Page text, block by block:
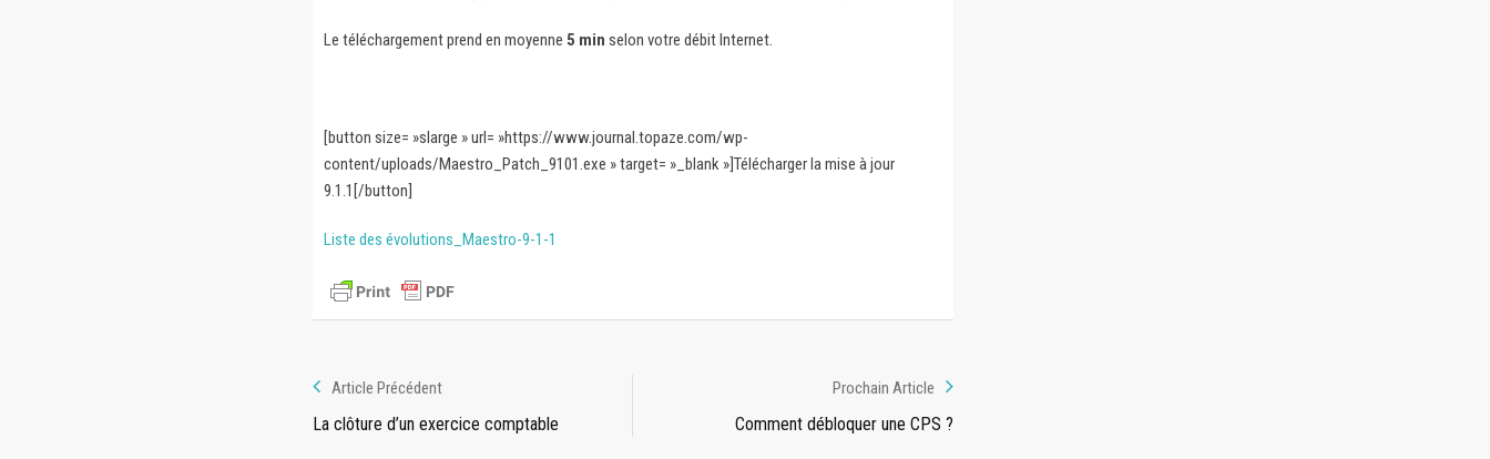
Le téléchargement prend en moyenne 5 min selon votre débit Internet.
[button size= »slarge » url= »https://www.journal.topaze.com/wp-
content/uploads/Maestro_Patch_9101.exe » target= »_blank »]Télécharger la mise à jour
9.1.1[/button]
Liste des évolutions_Maestro-9-1-1
Article Précédent
La clôture d’un exercice comptable
Prochain Article
Comment débloquer une CPS ?